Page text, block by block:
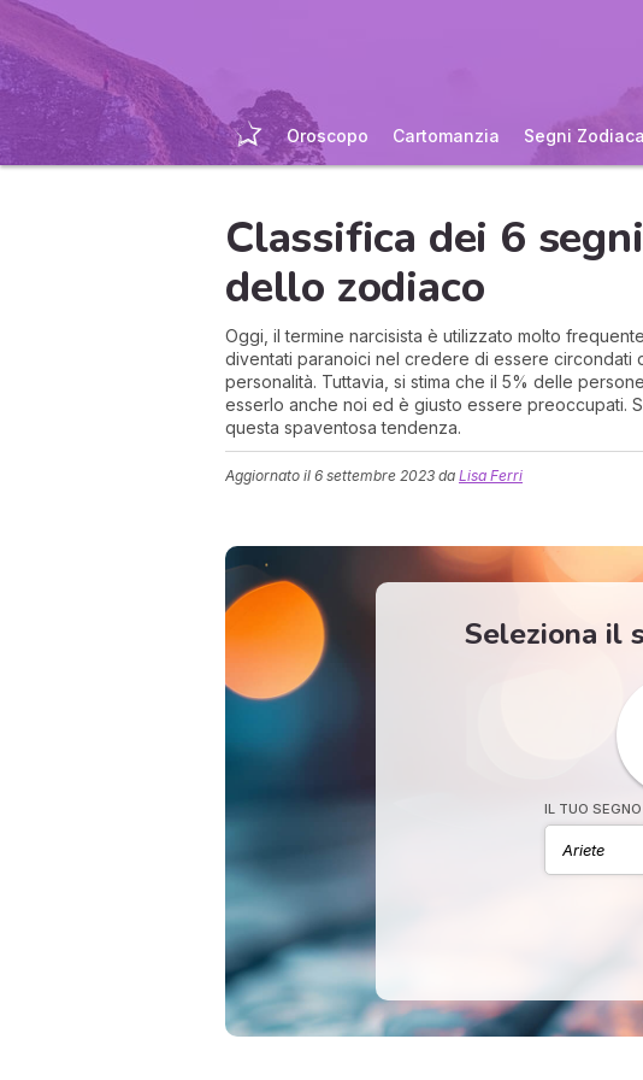
Oroscopo Cartomanzia Segni
Classifica dei 6
dello zodiaco
Oggi, il termine narcisista è utilizzato molto
diventati paranoici nel credere di essere circondati
personalità. Tuttavia, si stima che il 5% delle
esserlo anche noi ed è giusto essere preoccupati.
questa spaventosa tendenza.
Aggiornato il 6 settembre 2023 da Lisa Ferri
Seleziona il
IL TUO SEGNO